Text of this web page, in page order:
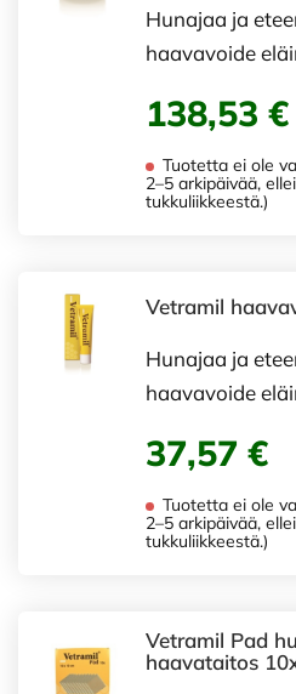
Hunajaa ja
haavavoide
138,53 €
Tuotetta ei ole
2–5 arkipäivää,
tukkuliikkeestä.)
Vetramil
Hunajaa ja
haavavoide
37,57 €
Tuotetta ei ole
2–5 arkipäivää,
tukkuliikkeestä.)
Vetramil Pad
haavataitos